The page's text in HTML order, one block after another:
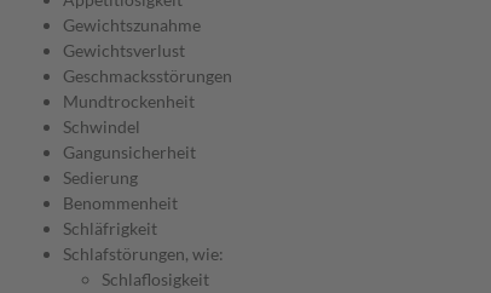
Gewichtszunahme
Gewichtsverlust
Geschmacksstörungen
Mundtrockenheit
Schwindel
Gangunsicherheit
Sedierung
Benommenheit
Schläfrigkeit
Schlafstörungen, wie:
Schlaflosigkeit